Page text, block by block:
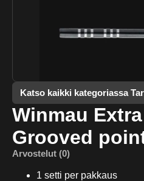
Katso kaikki kategoriassa
Winmau
Grooved
Arvostelut (0)
1 setti per pakkaus